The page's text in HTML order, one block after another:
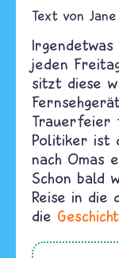
Text von Jane
jeden
sitzt diese
Trauerfeier
Politiker ist
nach Omas
Schon bald
Reise in die
die